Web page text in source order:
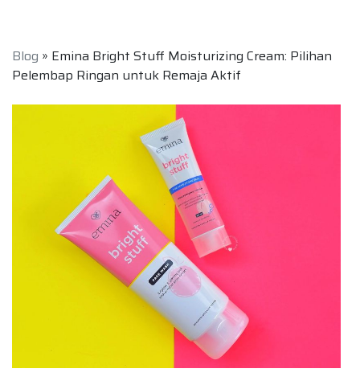
Blog » Emina Bright Stuff Moisturizing Cream: Pilihan
Pelembap Ringan untuk Remaja Aktif